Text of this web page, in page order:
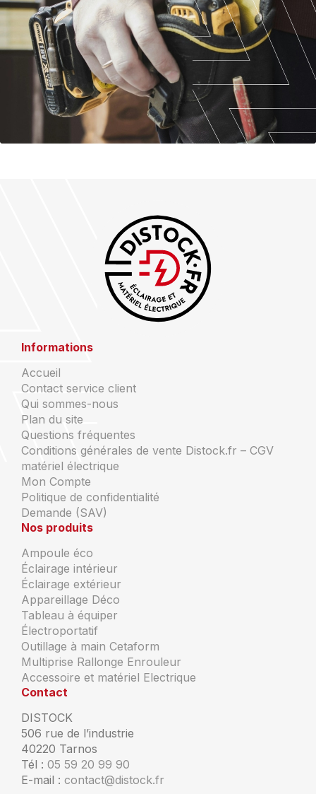
Informations
Accueil
Contact service client
Qui sommes-nous
Plan du site
Questions fréquentes
Conditions générales de vente Distock.fr – CGV
matériel électrique
Mon Compte
Politique de confidentialité
Demande (SAV)
Nos produits
Ampoule éco
Éclairage intérieur
Éclairage extérieur
Appareillage Déco
Tableau à équiper
Électroportatif
Outillage à main Cetaform
Multiprise Rallonge Enrouleur
Accessoire et matériel Electrique
Contact
DISTOCK
506 rue de l’industrie
40220 Tarnos
Tél : 05 59 20 99 90
E-mail : contact@distock.fr